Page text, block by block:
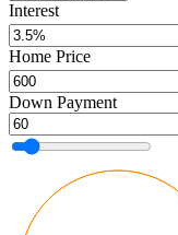
Interest
Home Price
Down Payment